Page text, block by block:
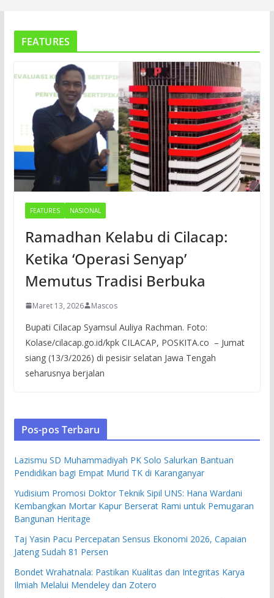
FEATURES
FEATURES NASIONAL
Ramadhan Kelabu di Cilacap:
Ketika ‘Operasi Senyap’
Memutus Tradisi Berbuka
Maret 13, 2026 Mascos
Bupati Cilacap Syamsul Auliya Rachman. Foto:
Kolase/cilacap.go.id/kpk CILACAP, POSKITA.co – Jumat
siang (13/3/2026) di pesisir selatan Jawa Tengah
seharusnya berjalan
Pos-pos Terbaru
Lazismu SD Muhammadiyah PK Solo Salurkan Bantuan
Pendidikan bagi Empat Murid TK di Karanganyar
Yudisium Promosi Doktor Teknik Sipil UNS: Hana Wardani
Kembangkan Mortar Kapur Berserat Rami untuk Pemugaran
Bangunan Heritage
Taj Yasin Pacu Percepatan Sensus Ekonomi 2026, Capaian
Jateng Sudah 81 Persen
Bondet Wrahatnala: Pastikan Kualitas dan Integritas Karya
Ilmiah Melalui Mendeley dan Zotero